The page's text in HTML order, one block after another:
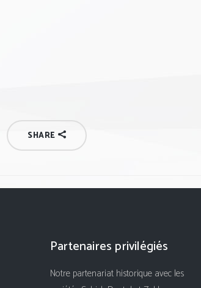
SHARE
Partenaires privilégiés
Notre partenariat historique avec les